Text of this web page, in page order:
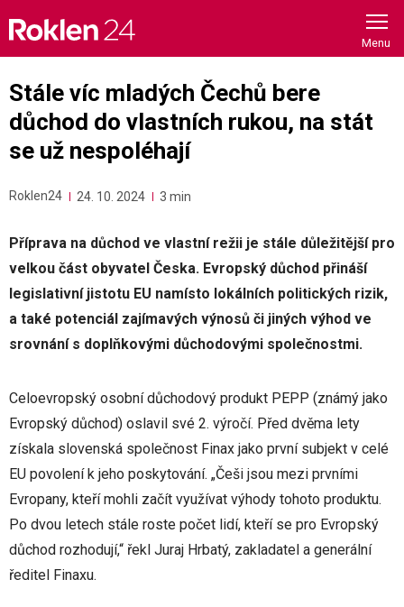
content
Stále víc mladých Čechů bere
důchod do vlastních rukou, na stát
se už nespoléhají
Roklen24 24. 10. 2024 3 min
Příprava na důchod ve vlastní režii je stále důležitější pro
velkou část obyvatel Česka. Evropský důchod přináší
legislativní jistotu EU namísto lokálních politických rizik,
a také potenciál zajímavých výnosů či jiných výhod ve
srovnání s doplňkovými důchodovými společnostmi.
Celoevropský osobní důchodový produkt PEPP (známý jako
Evropský důchod) oslavil své 2. výročí. Před dvěma lety
získala slovenská společnost Finax jako první subjekt v celé
EU povolení k jeho poskytování. „Češi jsou mezi prvními
Evropany, kteří mohli začít využívat výhody tohoto produktu.
Po dvou letech stále roste počet lidí, kteří se pro Evropský
důchod rozhodují,“ řekl Juraj Hrbatý, zakladatel a generální
ředitel Finaxu.